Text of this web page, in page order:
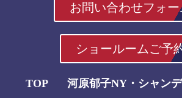
お問い合わせフォー
ショールームご予
TOP 河原郁子NY・シャン